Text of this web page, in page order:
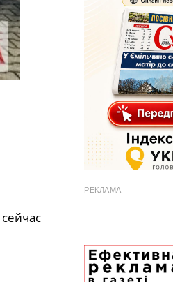
РЕКЛАМА